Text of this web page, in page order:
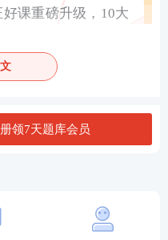
好课重磅升级，10大
品班级，高效精学，
学习
节真题汇编包邮到家
重点导学、核心笔记、
领7天题库会员